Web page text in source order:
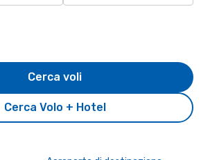
Cerca Volo + Hotel
Cerca voli